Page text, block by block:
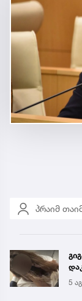
პრაიმ
5